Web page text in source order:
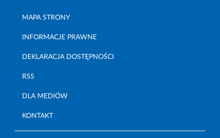
MAPA STRONY
INFORMACJE PRAWNE
DEKLARACJA DOSTĘPNOŚCI
RSS
DLA MEDIÓW
KONTAKT